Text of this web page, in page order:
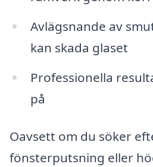
Avlägsnande av
kan skada glaset
Professionella
på
Oavsett om du söker
fönsterputsning eller